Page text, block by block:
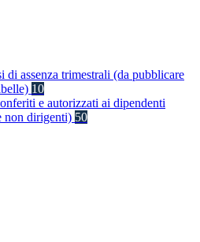
di assenza trimestrali (da pubblicare
10
e autorizzati ai dipendenti
non dirigenti) 50